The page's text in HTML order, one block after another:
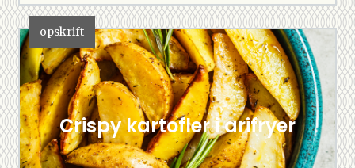
opskrift
Crispy kartofler i arifryer